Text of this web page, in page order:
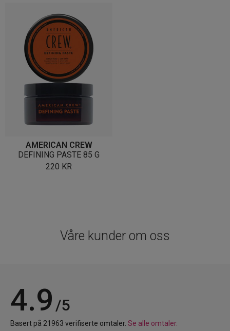
AMERICAN CREW
DEFINING PASTE 85 G
220 KR
Våre kunder om oss
4.9 /5
Basert på 21963 verifiserte omtaler. Se alle omtaler.